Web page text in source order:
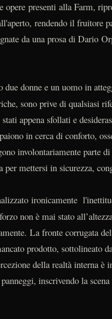
opere presenti alla Farm,
rendendo il fruitore
da una prosa di Dario
due donne e un uomo in
sono prive di qualsiasi
appena sfollati e
in cerca di conforto,
involontariamente parte
mettersi in sicurezza,
ironicamente
non è mai stato
La fronte corrugata
prodotto, sottolineato
della realtà interna è
inscrivendo la